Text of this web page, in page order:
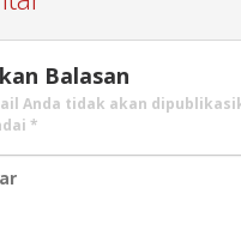
Balasan
Anda tidak akan
*